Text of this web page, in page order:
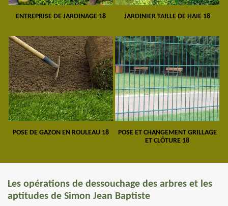
ENTREPRISE DE JARDINAGE 18 JARDINIER TAILLE DE HAIE 18
POSE DE GAZON EN ROULEAU 18
POSE ET CHANGEMENT GRILLAGE
ET CLÔTURE 18
Les opérations de dessouchage des arbres et les
aptitudes de Simon Jean Baptiste